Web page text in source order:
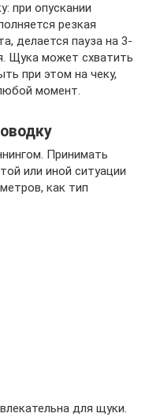
при опускании
резкая
делается пауза на 3-
Щука может схватить
при этом на чеку,
момент.
Принимать
или иной ситуации
как тип
для щуки.